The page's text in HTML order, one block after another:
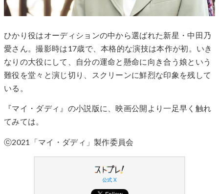
ひかり役はオーディションの中から選ばれた新星・中田乃
愛さん。撮影時は17歳で、本格的な演技は本作が初。いき
なりの大役にして、自分の運命と懸命に向き合う娘という
難役を堂々と演じ切り、スクリーンに鮮烈な印象を残して
いる。
『マイ・ダディ』の小説版に、映画公開より一足早く触れ
てみては。
ⓒ2021「マイ・ダディ」製作委員会
公式 X